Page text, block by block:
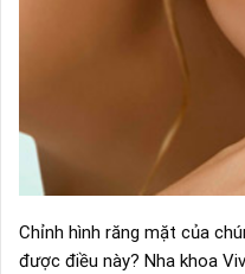
Chỉnh hình răng mặt của
được điều này? Nha khoa